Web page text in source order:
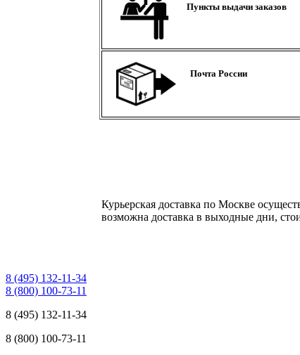
Пункты выдачи заказов
Почта России
Курьерская доставка по Москве
возможна доставка в выходные дни,
8 (495) 132-11-34
8 (800) 100-73-11
8 (495) 132-11-34
8 (800) 100-73-11